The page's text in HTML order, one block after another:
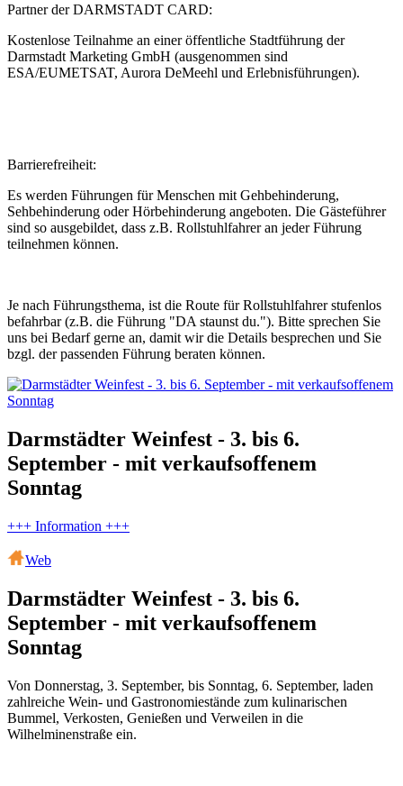
Partner der DARMSTADT CARD:
Kostenlose Teilnahme an einer öffentliche Stadtführung der
Darmstadt Marketing GmbH (ausgenommen sind
ESA/EUMETSAT, Aurora DeMeehl und Erlebnisführungen).
Barrierefreiheit:
Es werden Führungen für Menschen mit Gehbehinderung,
Sehbehinderung oder Hörbehinderung angeboten. Die Gästeführer
sind so ausgebildet, dass z.B. Rollstuhlfahrer an jeder Führung
teilnehmen können.
Je nach Führungsthema, ist die Route für Rollstuhlfahrer stufenlos
befahrbar (z.B. die Führung "DA staunst du."). Bitte sprechen Sie
uns bei Bedarf gerne an, damit wir die Details besprechen und Sie
bzgl. der passenden Führung beraten können.
Darmstädter Weinfest - 3. bis 6.
September - mit verkaufsoffenem
Sonntag
+++ Information +++
Web
Darmstädter Weinfest - 3. bis 6.
September - mit verkaufsoffenem
Sonntag
Von Donnerstag, 3. September, bis Sonntag, 6. September, laden
zahlreiche Wein- und Gastronomiestände zum kulinarischen
Bummel, Verkosten, Genießen und Verweilen in die
Wilhelminenstraße ein.